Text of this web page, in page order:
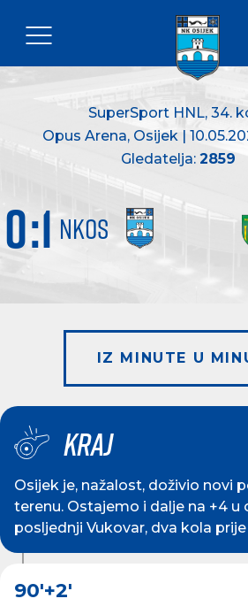
SuperSport HNL, 34.
Opus Arena, Osijek |
Gledatelja: 2859
NKOS
0:1
IZ MINUTE U
Kraj
Osijek je, nažalost, doživio novi
terenu. Ostajemo i dalje na +4 u
posljednji Vukovar, dva kola
90'+2'